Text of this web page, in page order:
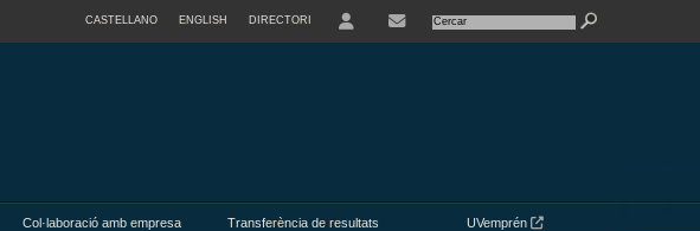
CASTELLANO ENGLISH DIRECTORI
Col·laboració amb empresa Transferència de resultats UVemprén